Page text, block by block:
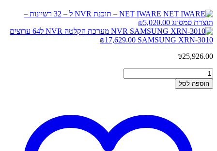
NET IWARE – תוכנת NVR ל – 32 רשיונות –
תוצרת סמסונג
₪5,020.00
מערכת הקלטה NVR ל64 ערוצים
SAMSUNG XRN-3010
₪17,629.00
₪25,926.00
הוספה לסל